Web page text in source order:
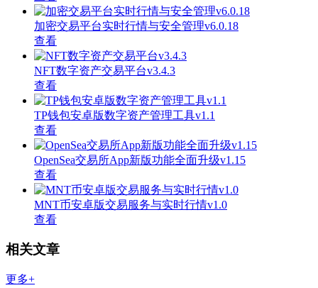
加密交易平台实时行情与安全管理v6.0.18
查看
NFT数字资产交易平台v3.4.3
查看
TP钱包安卓版数字资产管理工具v1.1
查看
OpenSea交易所App新版功能全面升级v1.15
查看
MNT币安卓版交易服务与实时行情v1.0
查看
相关文章
更多+